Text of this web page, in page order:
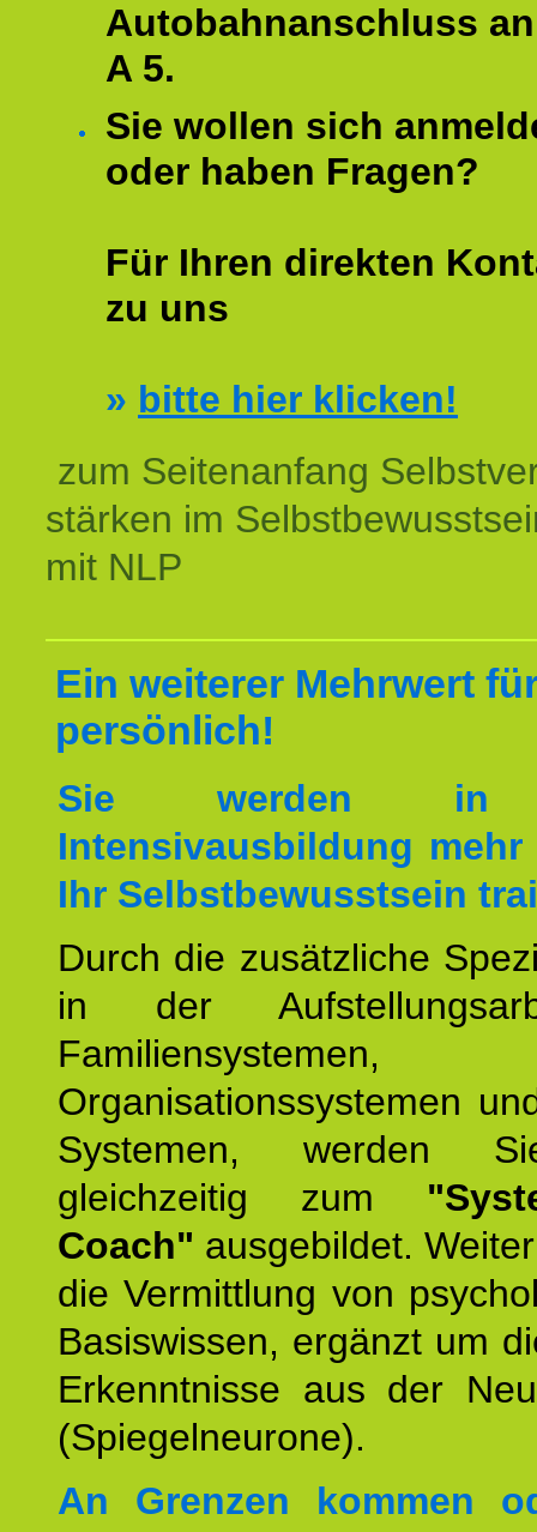
Autobahnanschluss
A 5.
Sie wollen sich
oder haben Fragen?
Für Ihren direkten
zu uns
» bitte hier klicken!
zum Seitenanfang
stärken im
mit NLP
Ein weiterer Mehrwert
persönlich!
Sie werden in
Intensivausbildung
Ihr Selbstbewusstsein
Durch die zusätzliche
in der
Familiensystemen,
Organisationssystemen
Systemen, werden
gleichzeitig zum
Coach" ausgebildet.
die Vermittlung von
Basiswissen, ergänzt um
Erkenntnisse aus der
(Spiegelneurone).
An Grenzen kommen